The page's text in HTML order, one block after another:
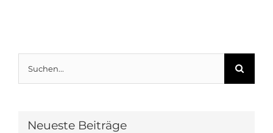
Suche
nach:
Neueste Beiträge